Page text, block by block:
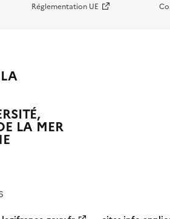
Réglementation UE
LA MER